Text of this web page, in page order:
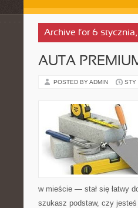
Archive for 6
AUTA
POSTED BY ADMIN STY
w mieście — stał się łatwy
szukasz podstaw, czy